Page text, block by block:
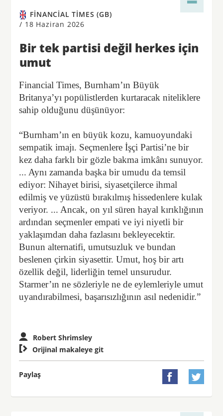
FINANCIAL TIMES (GB)
/ 18 Haziran 2026
Bir tek partisi değil herkes için
umut
Financial Times, Burnham’ın Büyük
Britanya’yı popülistlerden kurtaracak niteliklere
sahip olduğunu düşünüyor:
“Burnham’ın en büyük kozu, kamuoyundaki
sempatik imajı. Seçmenlere İşçi Partisi’ne bir
kez daha farklı bir gözle bakma imkânı sunuyor.
... Aynı zamanda başka bir umudu da temsil
ediyor: Nihayet birisi, siyasetçilerce ihmal
edilmiş ve yüzüstü bırakılmış hissedenlere kulak
veriyor. ... Ancak, on yıl süren hayal kırıklığının
ardından seçmenler empati ve iyi niyetli bir
yaklaşımdan daha fazlasını bekleyecektir.
Bunun alternatifi, umutsuzluk ve bundan
beslenen çirkin siyasettir. Umut, hoş bir artı
özellik değil, liderliğin temel unsurudur.
Starmer’ın ne sözleriyle ne de eylemleriyle umut
uyandırabilmesi, başarısızlığının asıl nedenidir.”
Robert Shrimsley
 Orijinal makaleye git
Paylaş  